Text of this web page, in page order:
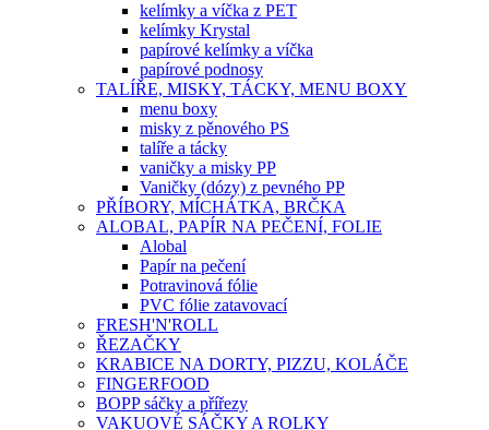
kelímky a víčka z PET
kelímky Krystal
papírové kelímky a víčka
papírové podnosy
TALÍŘE, MISKY, TÁCKY, MENU BOXY
menu boxy
misky z pěnového PS
talíře a tácky
vaničky a misky PP
Vaničky (dózy) z pevného PP
PŘÍBORY, MÍCHÁTKA, BRČKA
ALOBAL, PAPÍR NA PEČENÍ, FOLIE
Alobal
Papír na pečení
Potravinová fólie
PVC fólie zatavovací
FRESH'N'ROLL
ŘEZAČKY
KRABICE NA DORTY, PIZZU, KOLÁČE
FINGERFOOD
BOPP sáčky a přířezy
VAKUOVÉ SÁČKY A ROLKY